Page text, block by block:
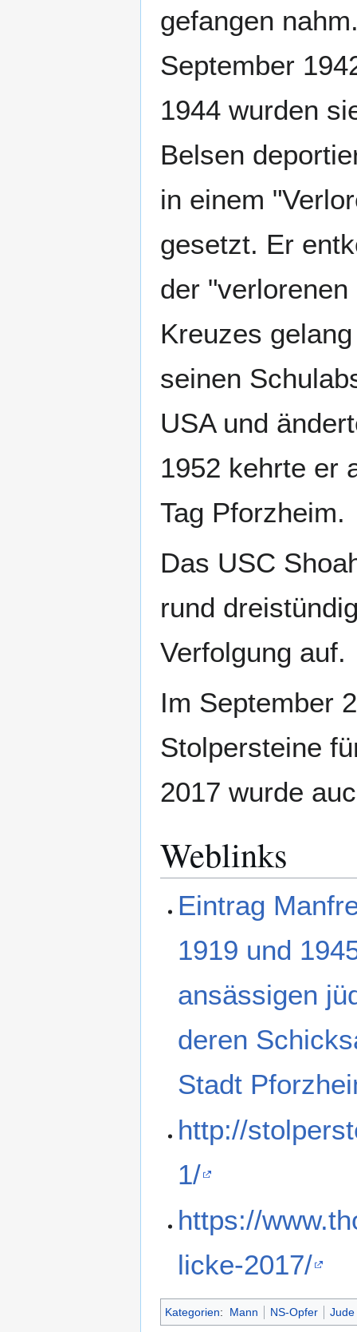
gefangen
September
1944 wurden
Belsen
in einem
gesetzt. Er
der
Kreuzes
seinen
USA und
1952 kehrte er
Tag Pforzheim.
Das USC
rund
Verfolgung auf.
Im September
Stolpersteine
2017 wurde
Weblinks
Eintrag
1919 und
ansässigen
deren
Stadt
http://
1/
https://
licke-2017/
Kategorien: Mann NS-Opfer Jude